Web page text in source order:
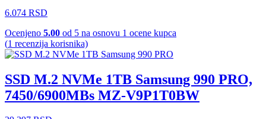
6.074 RSD
Ocenjeno 5.00 od 5 na osnovu 1 ocene kupca
(1 recenzija korisnika)
SSD M.2 NVMe 1TB Samsung 990 PRO,
7450/6900MBs MZ-V9P1T0BW